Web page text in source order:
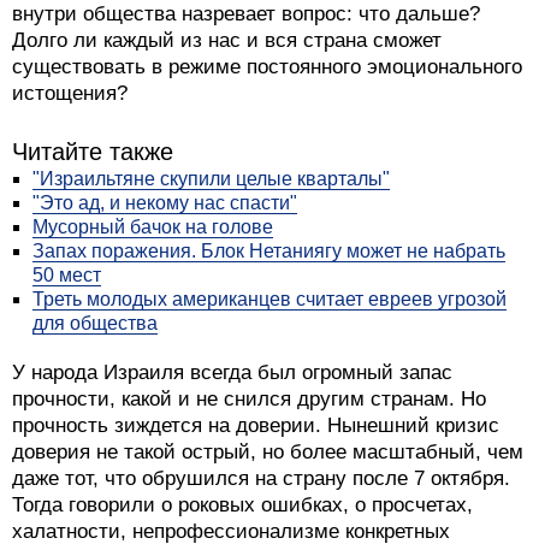
внутри общества назревает вопрос: что дальше?
Долго ли каждый из нас и вся страна сможет
существовать в режиме постоянного эмоционального
истощения?
Читайте также
"Израильтяне скупили целые кварталы"
"Это ад, и некому нас спасти"
Мусорный бачок на голове
Запах поражения. Блок Нетаниягу может не набрать
50 мест
Треть молодых американцев считает евреев угрозой
для общества
У народа Израиля всегда был огромный запас
прочности, какой и не снился другим странам. Но
прочность зиждется на доверии. Нынешний кризис
доверия не такой острый, но более масштабный, чем
даже тот, что обрушился на страну после 7 октября.
Тогда говорили о роковых ошибках, о просчетах,
халатности, непрофессионализме конкретных